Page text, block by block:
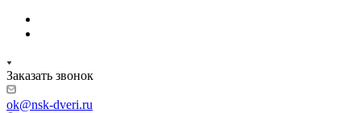
Заказать звонок
ok@nsk-dveri.ru